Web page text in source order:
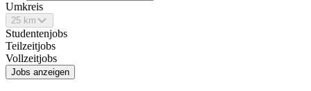
Umkreis
25 km
Studentenjobs
Teilzeitjobs
Vollzeitjobs
Jobs anzeigen